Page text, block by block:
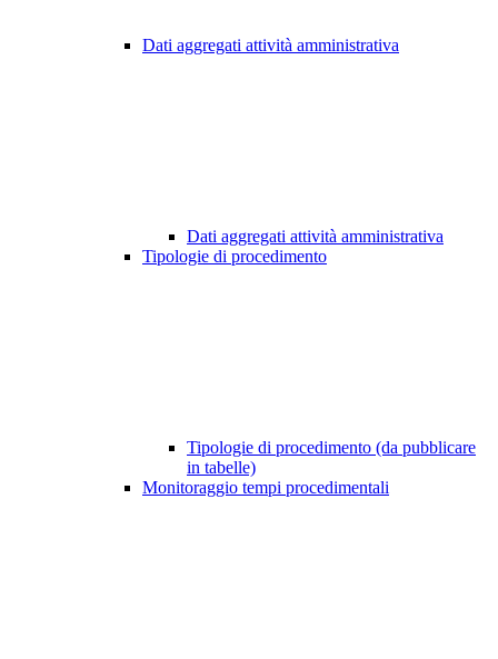
Dati aggregati attività amministrativa
Dati aggregati attività amministrativa
Tipologie di procedimento
Tipologie di procedimento (da pubblicare
in tabelle)
Monitoraggio tempi procedimentali